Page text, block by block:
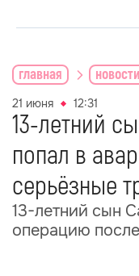
главная
21 июня 12:31
13-летний
попал в
серьёзные
13-летний сын